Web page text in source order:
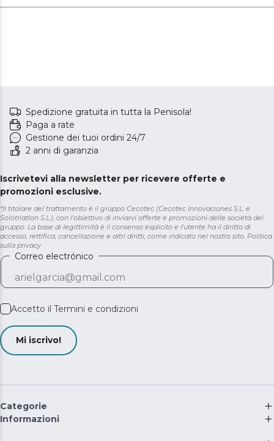
Spedizione gratuita in tutta la Penisola!
Paga a rate
Gestione dei tuoi ordini 24/7
2 anni di garanzia
Iscrivetevi alla newsletter per ricevere offerte e
promozioni esclusive.
*Il titolare del trattamento è il gruppo Cecotec (Cecotec Innovaciones S.L. e
Solotriatlon S.L.), con l'obiettivo di inviarvi offerte e promozioni delle società del
gruppo. La base di legittimità è il consenso esplicito e l'utente ha il diritto di
accesso, rettifica, cancellazione e altri diritti, come indicato nel nostro sito. Politica
sulla privacy
Correo electrónico
Accetto il Termini e condizioni
Mi iscrivo!
Categorie
Informazioni